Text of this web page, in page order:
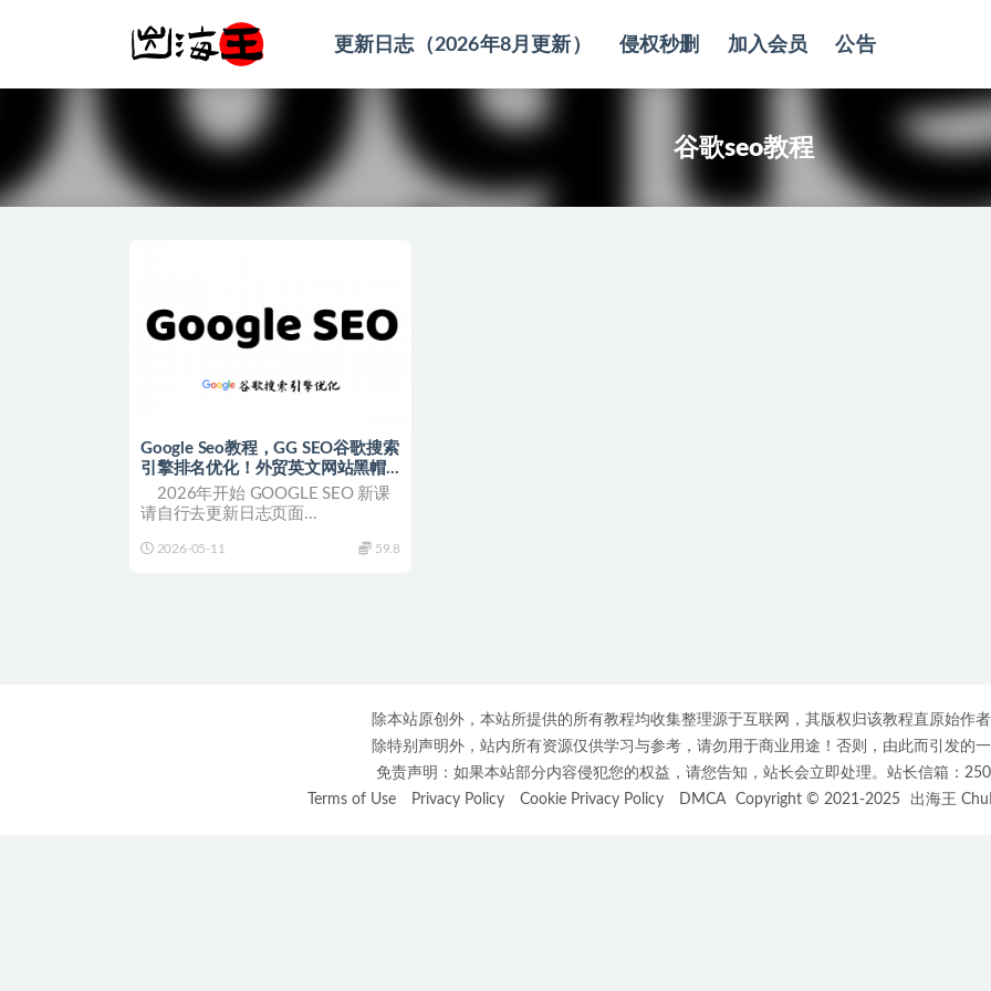
更新日志（2026年8月更新） 侵权秒删 加入会员 公告
谷歌seo教程
Google Seo教程，GG SEO谷歌搜索
引擎排名优化！外贸英文网站黑帽
白帽课程
2026年开始 GOOGLE SEO 新课
请自行去更新日志页面...
2026-05-11 59.8
除本站原创外，本站所提供的所有教程均收集整理源于互联网，其版权归该教程直原始作
除特别声明外，站内所有资源仅供学习与参考，请勿用于商业用途！否则，由此而引发的
免责声明：如果本站部分内容侵犯您的权益，请您告知，站长会立即处理。站长信箱：
Terms of Use
Privacy Policy Cookie Privacy Policy DMCA Copyright © 2021-2025 出海王